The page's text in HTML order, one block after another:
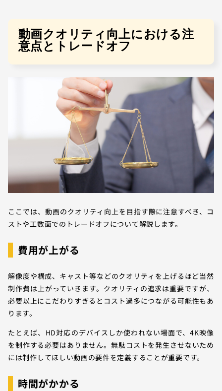
動画クオリティ向上における注
意点とトレードオフ
ここでは、動画のクオリティ向上を目指す際に注意すべき、コ
ストや工数面でのトレードオフについて解説します。
費用が上がる
解像度や構成、キャスト等などのクオリティを上げるほど当然
制作費は上がっていきます。クオリティの追求は重要ですが、
必要以上にこだわりすぎるとコスト過多につながる可能性もあ
ります。
たとえば、HD対応のデバイスしか使われない場面で、4K映像
を制作する必要はありません。無駄コストを発生させないため
には制作してほしい動画の要件を定義することが重要です。
時間がかかる